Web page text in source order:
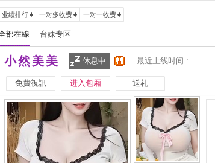
业绩排行 一对多收费 一对一收费
部在線 台妹专区
小然美美 休息中 最近上线时间 :
免費視訊 进入包厢 送礼